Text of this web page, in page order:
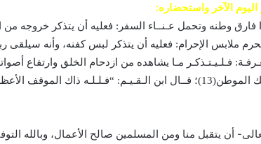
الآخر واستحضاره:
فارق وطنه وتحمل عـنــاء السفر: فعليه أن يتذكر خروجه من
ملابس الإحرام: فعليه أن يتذكر لبس كفنه، وأنه سيلقى
فـلـيـتـذكـر مـا يشاهده من ازدحام الخلق وارتفاع
الأمـم في ذلك الموطن(13)؛ قــال ابن الـقـيـم: “فـلـلـه
أن يتقبل منا ومن المسلمين صالح الأعمال، وبالله